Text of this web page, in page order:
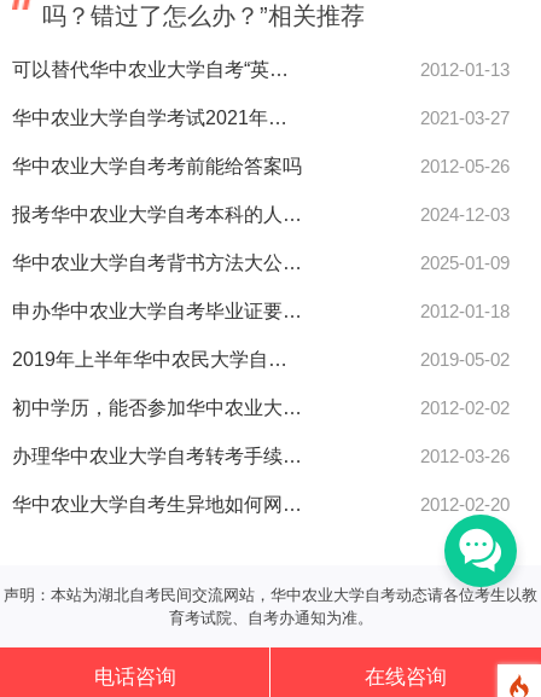
吗？错过了怎么办？”相关推荐
可以替代华中农业大学自考“英语（二）”课程的证书 2012-01-13
华中农业大学自学考试2021年上半年社会考生专业实践环节考核工作的通知 2021-03-27
华中农业大学自考考前能给答案吗 2012-05-26
报考华中农业大学自考本科的人越来越多了，是怎么回事？ 2024-12-03
华中农业大学自考背书方法大公开！这样学习效率翻倍！ 2025-01-09
申办华中农业大学自考毕业证要带哪些证件 2012-01-18
2019年上半年华中农民大学自考实践环节考核报名通知 2019-05-02
初中学历，能否参加华中农业大学自考的专科考试 2012-02-02
办理华中农业大学自考转考手续是否必须本人亲自办理，能否邮寄 2012-03-26
华中农业大学自考生异地如何网上报名 2012-02-20
声明：本站为湖北自考民间交流网站，华中农业大学自考动态请各位考生以教
育考试院、自考办通知为准。
电话咨询 在线咨询